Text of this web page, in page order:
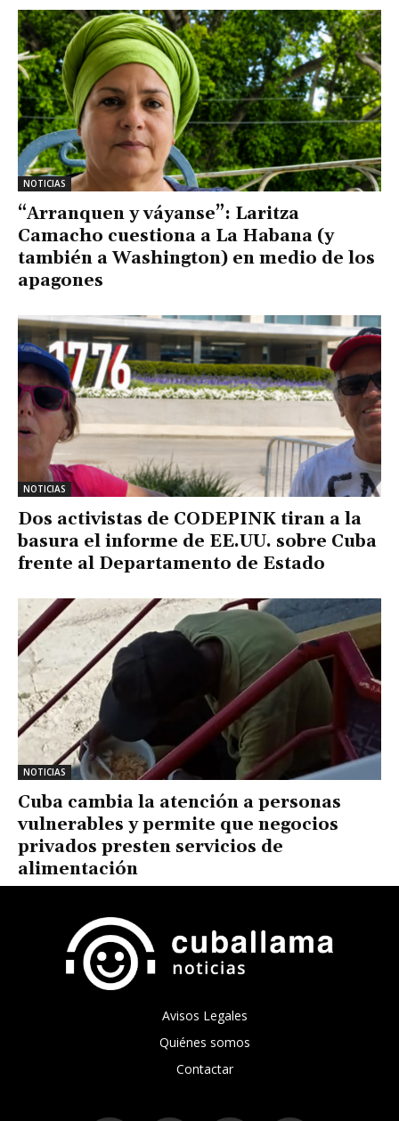
NOTICIAS
“Arranquen y váyanse”: Laritza
Camacho cuestiona a La Habana (y
también a Washington) en medio de los
apagones
NOTICIAS
Dos activistas de CODEPINK tiran a la
basura el informe de EE.UU. sobre Cuba
frente al Departamento de Estado
NOTICIAS
Cuba cambia la atención a personas
vulnerables y permite que negocios
privados presten servicios de
alimentación
Avisos Legales
Quiénes somos
Contactar